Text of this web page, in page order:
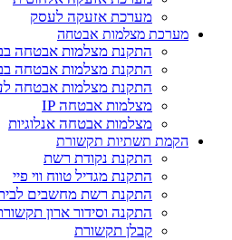
מערכת אזעקה לעסק
מערכת מצלמות אבטחה
התקנת מצלמות אבטחה
התקנת מצלמות אבטחה
התקנת מצלמות אבטחה
מצלמות אבטחה IP
מצלמות אבטחה אנלוגיות
הקמת תשתיות תקשורת
התקנת נקודת רשת
התקנת מגדיל טווח ווי פיי
התקנת רשת מחשבים
התקנה וסידור ארון
קבלן תקשורת